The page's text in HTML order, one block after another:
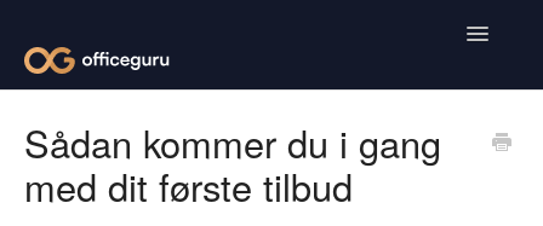
Toggle
Leverandører
Sådan kommer du i gang
med dit første tilbud